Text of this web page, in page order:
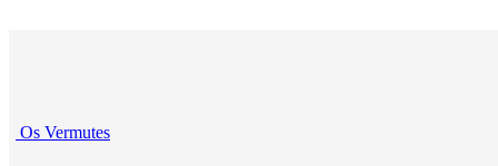
Os Vermutes